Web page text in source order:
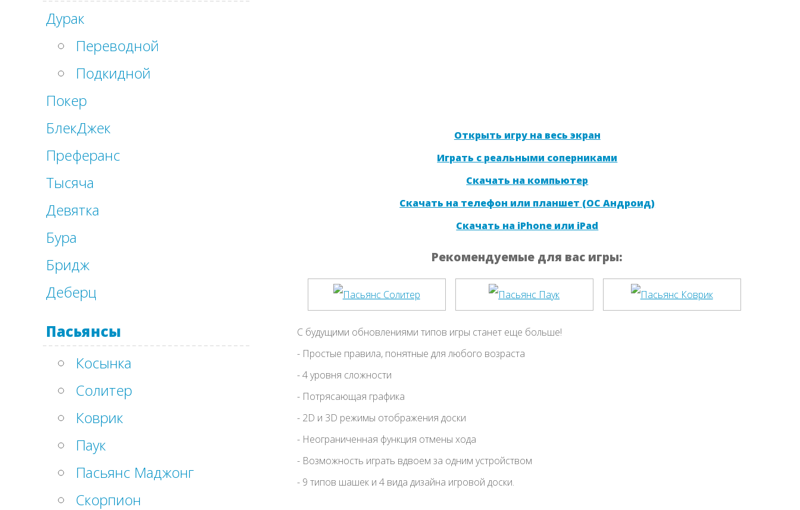
Дурак
Переводной
Подкидной
Покер
БлекДжек
Преферанс
Тысяча
Девятка
Бура
Бридж
Деберц
Пасьянсы
Косынка
Солитер
Коврик
Паук
Пасьянс Маджонг
Скорпион
Открыть игру на весь экран
Играть с реальными соперниками
Скачать на компьютер
Скачать на телефон или планшет (ОС Андроид)
Скачать на iPhone или iPad
Рекомендуемые для вас игры:
С будущими обновлениями типов игры станет еще больше!
- Простые правила, понятные для любого возраста
- 4 уровня сложности
- Потрясающая графика
- 2D и 3D режимы отображения доски
- Неограниченная функция отмены хода
- Возможность играть вдвоем за одним устройством
- 9 типов шашек и 4 вида дизайна игровой доски.